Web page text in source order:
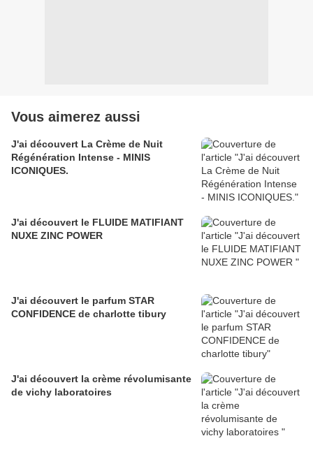
Vous aimerez aussi
J'ai découvert La Crème de Nuit
Régénération Intense - MINIS
ICONIQUES.
J'ai découvert le FLUIDE MATIFIANT
NUXE ZINC POWER
J'ai découvert le parfum STAR
CONFIDENCE de charlotte tibury
J'ai découvert la crème révolumisante
de vichy laboratoires